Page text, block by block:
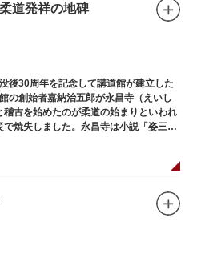
道発祥の地碑
後30周年を記念して講道館が建立した
の創始者嘉納治五郎が永昌寺（えいし
古を始めたのが柔道の始まりといわれ
焼失しました。永昌寺は小説「姿三四
ります。